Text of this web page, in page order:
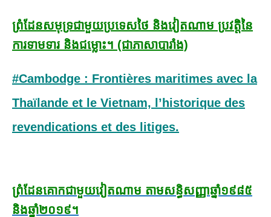
ព្រំដែនសមុទ្រជាមួយប្រទេសថៃ និងវៀតណាម ប្រវត្តិនៃ
ការទាមទារ និងជម្លោះ។ (ជាភាសាបារាំង)
#Cambodge : Frontières maritimes avec la
Thaïlande et le Vietnam, l’historique des
revendications et des litiges.
ព្រំដែនគោកជាមួយវៀតណាម តាមសន្ធិសញ្ញាឆ្នាំ១៩៨៥
និងឆ្នាំ២០១៩។